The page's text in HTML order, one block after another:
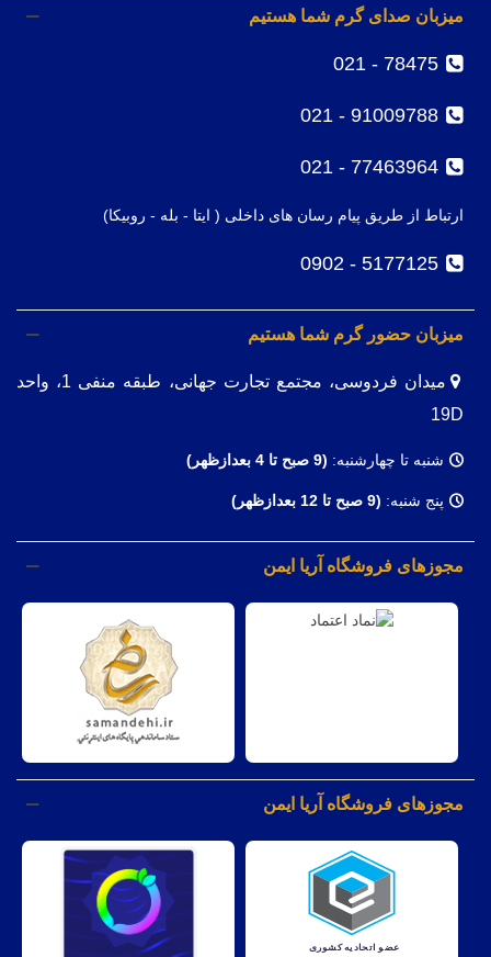
میزبان صدای گرم شما هستیم
78475 - 021
91009788 - 021
77463964 - 021
ارتباط از طریق پیام رسان های داخلی ( ایتا - بله - روبیکا)
5177125 - 0902
میزبان حضور گرم شما هستیم
میدان فردوسی، مجتمع تجارت جهانی، طبقه منفی 1، واحد
19D
شنبه تا چهارشنبه: (9 صبح تا 4 بعدازظهر)
پنج شنبه: (9 صبح تا 12 بعدازظهر)
مجوزهای فروشگاه آریا ایمن
مجوزهای فروشگاه آریا ایمن